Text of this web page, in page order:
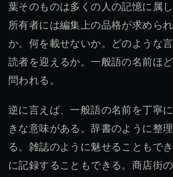
葉そのものは多くの人の記憶に属
所有者には編集上の品格が求めら
か。何を載せないか。どのような
読者を迎えるか。一般語の名前ほ
問われる。
逆に言えば、一般語の名前を丁寧
きな意味がある。辞書のように整
る。雑誌のように魅せることもで
に記録することもできる。商店街